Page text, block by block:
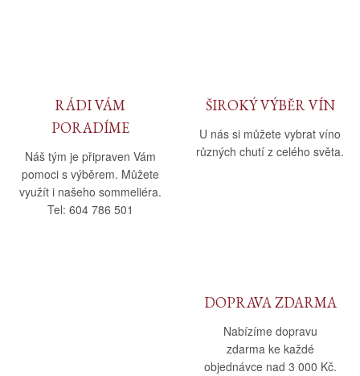
RÁDI VÁM
PORADÍME
Náš tým je připraven Vám
pomoci s výběrem. Můžete
využít i našeho sommeliéra.
Tel: 604 786 501
ŠIROKÝ VÝBĚR VÍN
U nás si můžete vybrat víno
různých chutí z celého světa.
DOPRAVA ZDARMA
Nabízíme dopravu
zdarma ke každé
objednávce nad 3 000 Kč.